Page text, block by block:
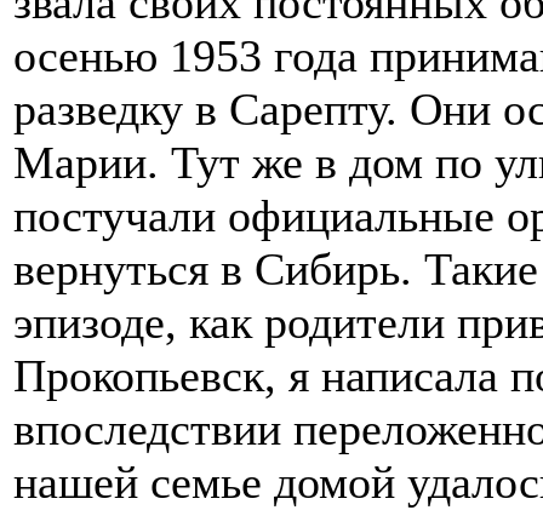
осенью 1953 года
разведку в Сарепту. Они
Марии. Тут же в дом по
постучали официальные
вернуться в Сибирь.
эпизоде, как родители
Прокопьевск, я написала
впоследствии
нашей семье домой